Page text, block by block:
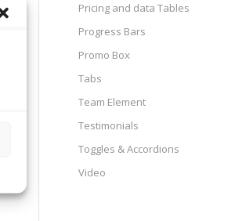
Pricing and data Tables
Progress Bars
Promo Box
Tabs
Team Element
Testimonials
Toggles & Accordions
Video